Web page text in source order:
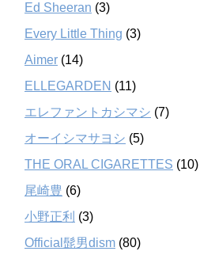
Ed Sheeran (3)
Every Little Thing (3)
Aimer (14)
ELLEGARDEN (11)
エレファントカシマシ (7)
オーイシマサヨシ (5)
THE ORAL CIGARETTES (10)
尾崎豊 (6)
小野正利 (3)
Official髭男dism (80)